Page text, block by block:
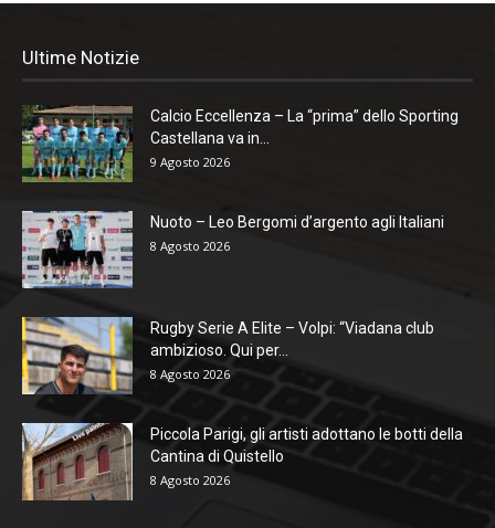
Ultime Notizie
Calcio Eccellenza – La “prima” dello Sporting
Castellana va in...
9 Agosto 2026
Nuoto – Leo Bergomi d’argento agli Italiani
8 Agosto 2026
Rugby Serie A Elite – Volpi: “Viadana club
ambizioso. Qui per...
8 Agosto 2026
Piccola Parigi, gli artisti adottano le botti della
Cantina di Quistello
8 Agosto 2026